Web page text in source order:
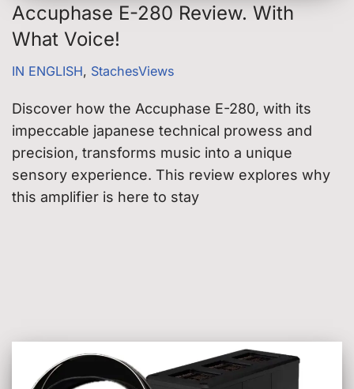
Accuphase E-280 Review. With
What Voice!
IN ENGLISH, StachesViews
Discover how the Accuphase E-280, with its
impeccable japanese technical prowess and
precision, transforms music into a unique
sensory experience. This review explores why
this amplifier is here to stay